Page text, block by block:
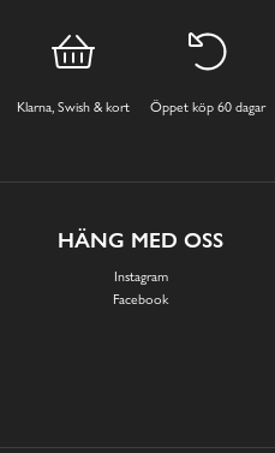
Klarna, Swish & kort Öppet köp 60 dagar
HÄNG MED OSS
Instagram
Facebook